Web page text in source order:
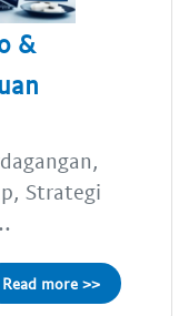
&
Strategi
Read more >>